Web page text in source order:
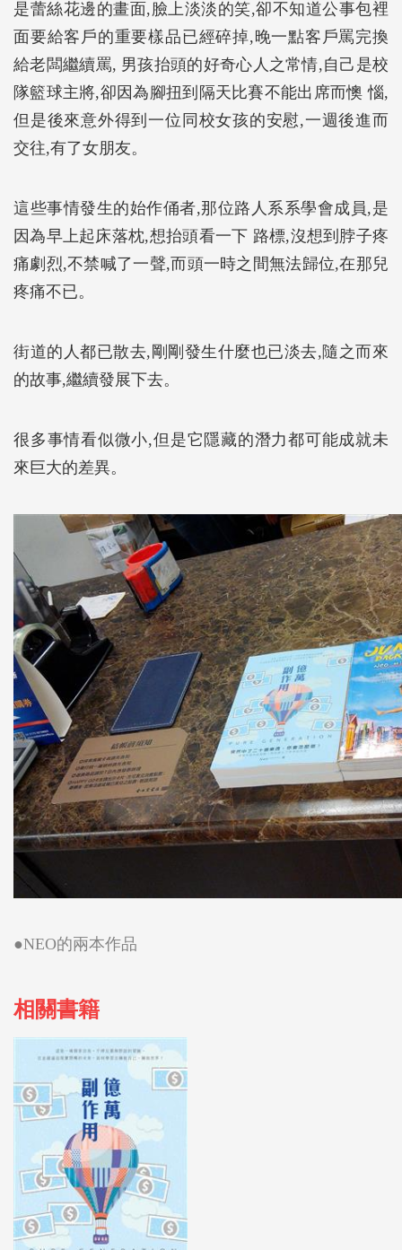
是蕾絲花邊的畫面,臉上淡淡的笑,卻不知道公事包裡
面要給客戶的重要樣品已經碎掉,晚一點客戶罵完換
給老闆繼續罵, 男孩抬頭的好奇心人之常情,自己是校
隊籃球主將,卻因為腳扭到隔天比賽不能出席而懊 惱,
但是後來意外得到一位同校女孩的安慰,一週後進而
交往,有了女朋友。
這些事情發生的始作俑者,那位路人系系學會成員,是
因為早上起床落枕,想抬頭看一下 路標,沒想到脖子疼
痛劇烈,不禁喊了一聲,而頭一時之間無法歸位,在那兒
疼痛不已。
街道的人都已散去,剛剛發生什麼也已淡去,隨之而來
的故事,繼續發展下去。
很多事情看似微小,但是它隱藏的潛力都可能成就未
來巨大的差異。
●NEO的兩本作品
相關書籍